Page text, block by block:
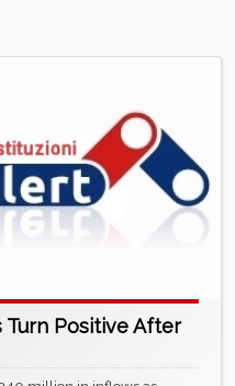
Turn Positive After